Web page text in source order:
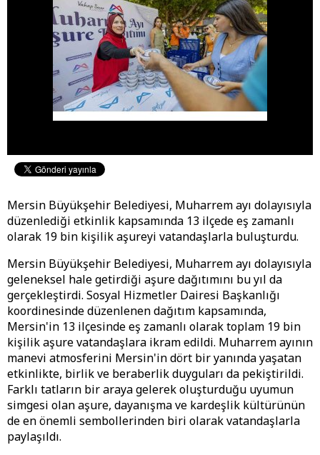
Mersin Büyükşehir Belediyesi, Muharrem ayı dolayısıyla
düzenlediği etkinlik kapsamında 13 ilçede eş zamanlı
olarak 19 bin kişilik aşureyi vatandaşlarla buluşturdu.
Mersin Büyükşehir Belediyesi, Muharrem ayı dolayısıyla
geleneksel hale getirdiği aşure dağıtımını bu yıl da
gerçekleştirdi. Sosyal Hizmetler Dairesi Başkanlığı
koordinesinde düzenlenen dağıtım kapsamında,
Mersin'in 13 ilçesinde eş zamanlı olarak toplam 19 bin
kişilik aşure vatandaşlara ikram edildi. Muharrem ayının
manevi atmosferini Mersin'in dört bir yanında yaşatan
etkinlikte, birlik ve beraberlik duyguları da pekiştirildi.
Farklı tatların bir araya gelerek oluşturduğu uyumun
simgesi olan aşure, dayanışma ve kardeşlik kültürünün
de en önemli sembollerinden biri olarak vatandaşlarla
paylaşıldı.